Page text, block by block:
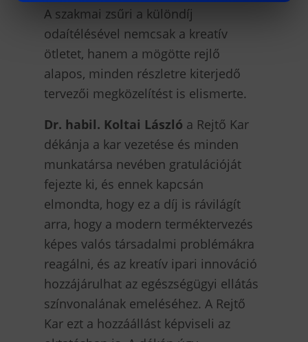
A szakmai zsűri a különdíj
odaítélésével nemcsak a kreatív
ötletet, hanem a mögötte rejlő
alapos, minden részletre kiterjedő
tervezői megközelítést is elismerte.
Dr. habil. Koltai László a Rejtő Kar
dékánja a kar vezetése és minden
munkatársa nevében gratulációját
fejezte ki, és ennek kapcsán
elmondta, hogy ez a díj is rávilágít
arra, hogy a modern terméktervezés
képes valós társadalmi problémákra
reagálni, és az kreatív ipari innováció
hozzájárulhat az egészségügyi ellátás
színvonalának emeléséhez. A Rejtő
Kar ezt a hozzáállást képviseli az